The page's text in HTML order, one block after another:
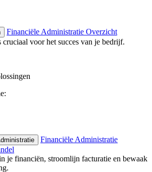
Financiële Administratie Overzicht
voor het succes van je bedrijf.
Financiële Administratie
je financiën, stroomlijn facturatie en bewaak